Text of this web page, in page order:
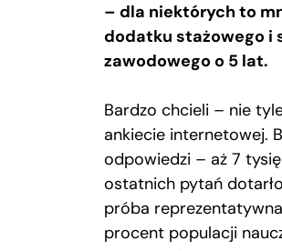
– dla niektórych to
dodatku stażowego i
zawodowego o 5 lat.
Bardzo chcieli – nie
ankiecie internetowej.
odpowiedzi – aż 7
ostatnich pytań
próba
procent populacji